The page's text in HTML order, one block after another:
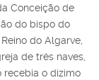
Conceição de
do bispo do
do Algarve,
de três naves,
recebia o dizimo